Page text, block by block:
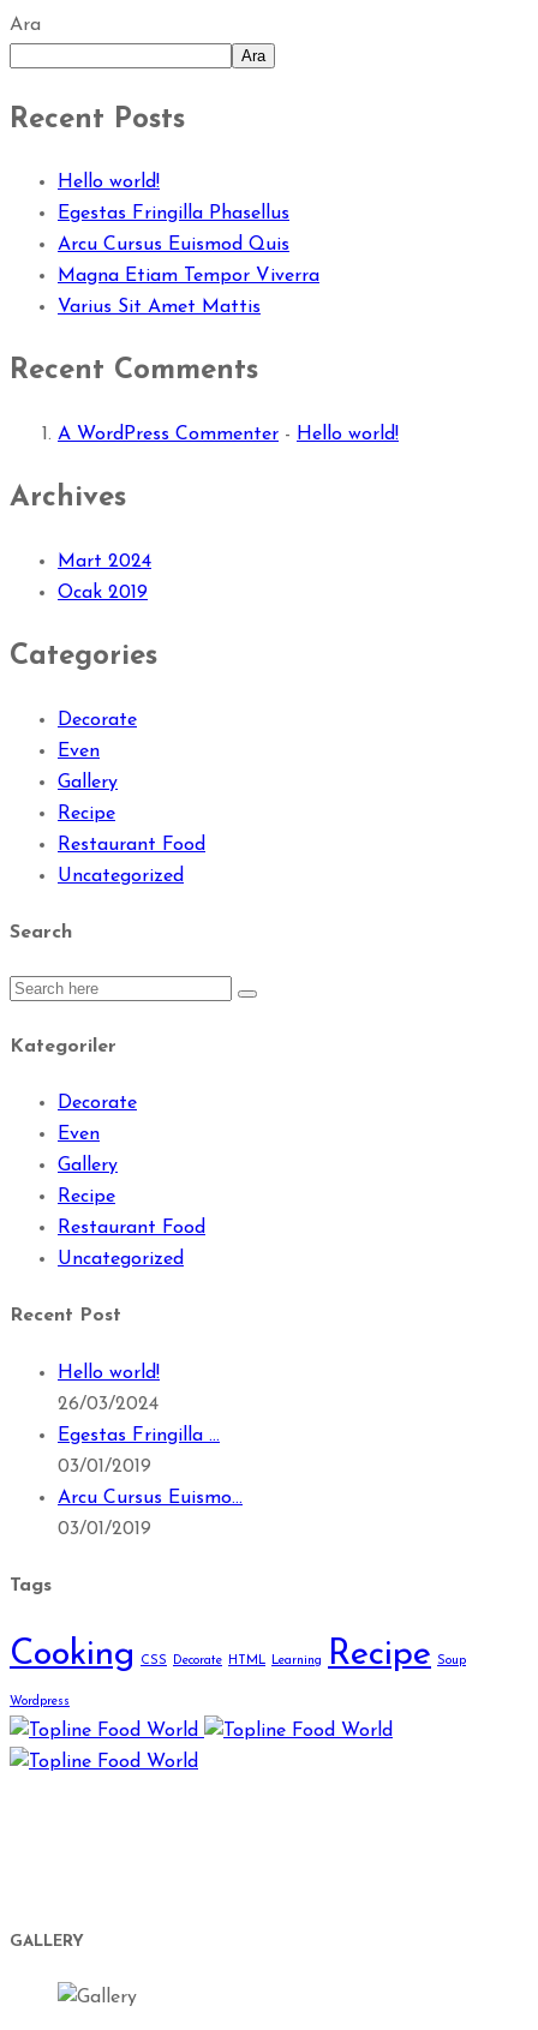
Ara
Ara
Recent Posts
Hello world!
Egestas Fringilla Phasellus
Arcu Cursus Euismod Quis
Magna Etiam Tempor Viverra
Varius Sit Amet Mattis
Recent Comments
A WordPress Commenter - Hello world!
Archives
Mart 2024
Ocak 2019
Categories
Decorate
Even
Gallery
Recipe
Restaurant Food
Uncategorized
Search
Kategoriler
Decorate
Even
Gallery
Recipe
Restaurant Food
Uncategorized
Recent Post
Hello world!
26/03/2024
Egestas Fringilla …
03/01/2019
Arcu Cursus Euismo…
03/01/2019
Tags
Cooking CSS Decorate HTML Learning Recipe Soup
Wordpress
GALLERY